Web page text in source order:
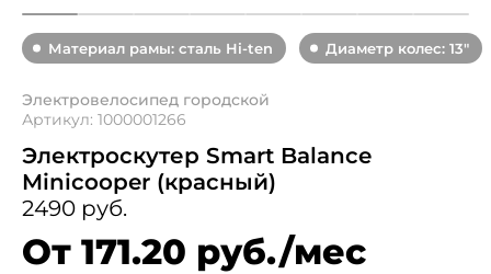
Материал рамы: сталь Hi-ten Диаметр колес: 13"
Электровелосипед городской
Артикул: 1000001266
Электроскутер Smart Balance
Minicooper (красный)
2490 руб.
От 171.20 руб./мес